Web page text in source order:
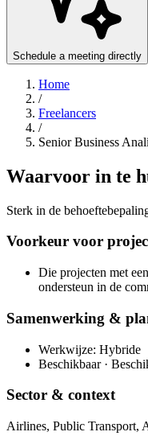
Schedule a meeting directly
Home
/
Freelancers
/
Senior Business
Waarvoor in te
Sterk in de
Voorkeur voor
Die projecten met
ondersteun in de
Samenwerking &
Werkwijze: Hybride
Beschikbaar ·
Sector & context
Airlines, Public Transport,